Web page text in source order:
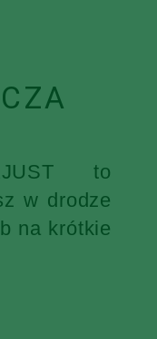
to
w drodze
na krótkie